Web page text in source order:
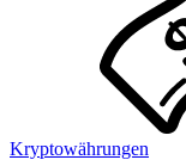
Kryptowährungen